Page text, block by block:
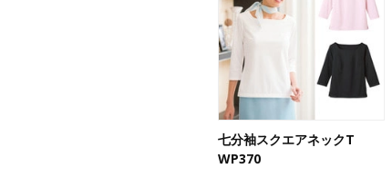
七分袖スクエアネックT
WP370